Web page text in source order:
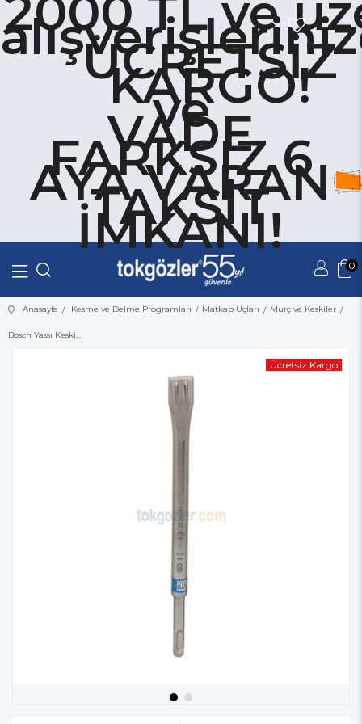
2000 TL ve
ÜCRETSİZ
KARGO!
ve
VADE
FARKSIZ 6
AYA VARAN
TAKSİT
İMKANI!
0
Üye Girişi Üye Ol
Anasayfa Kesme ve Delme Programları Matkap Uçları Murç ve Keskiler
Bosch Yassı Keski SDSPlus L-Life 250x20mm 5'li
Ücretsiz Kargo